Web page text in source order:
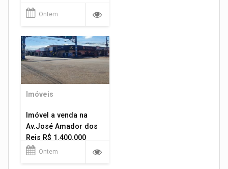
Ontem
Imóveis
Imóvel a venda na
Av.José Amador dos
Reis R$ 1.400.000
Ontem